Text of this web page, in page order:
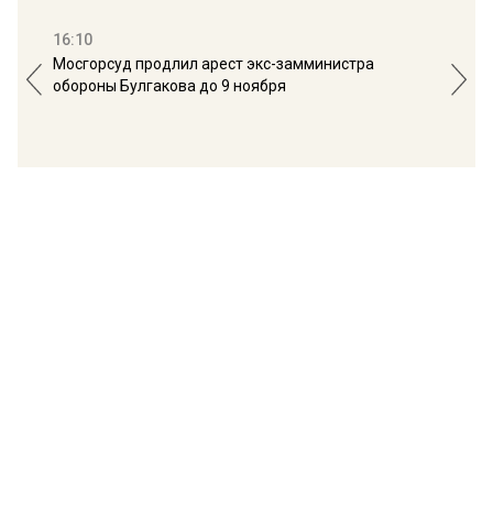
16:10
Мосгорсуд продлил арест экс-замминистра
обороны Булгакова до 9 ноября